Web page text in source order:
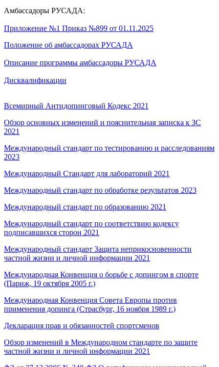
Амбассадоры РУСАДА:
Приложение №1 Приказ №899 от 01.11.2025
Положение об амбассадорах РУСАДА
Описание программы амбассадоры РУСАДА
Дисквалификации
Всемирный Антидопинговый Кодекс 2021
Обзор основных изменений и пояснительная записка к ЗС
2021
Международный стандарт по тестированию и расследованиям
2023
Международный Стандарт для лабораторий 2021
Международный стандарт по обработке результатов 2023
Международный стандарт по образованию 2021
Международный стандарт по соответствию кодексу
подписавшихся сторон 2021
Международный стандарт Защита неприкосновенности
частной жизни и личной информации 2021
Международная Конвенция о борьбе с допингом в спорте
(Париж, 19 октября 2005 г.)
Международная Конвенция Совета Европы против
применения допинга (Страсбург, 16 ноября 1989 г.)
Декларация прав и обязанностей спортсменов
Обзор изменений в Международном стандарте по защите
частной жизни и личной информации 2021